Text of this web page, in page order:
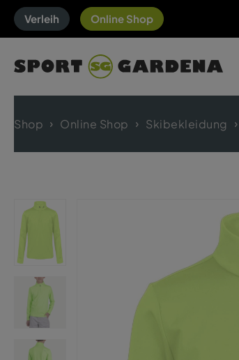
Verleih Online Shop
Shop Online Shop Skibekleidung